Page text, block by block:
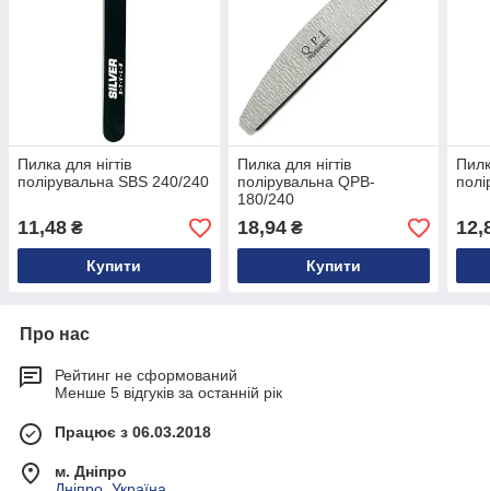
Пилка для нігтів
полірувальна SBS 240/240
11,48 ₴
Купити
Пилка для нігтів
полірувальна QPB-
180/240
18,94₴
Купити
Про нас
Рейтинг не сформований
Менше 5 відгуків за останній рік
Працює з 06.03.2018
м. Дніпро